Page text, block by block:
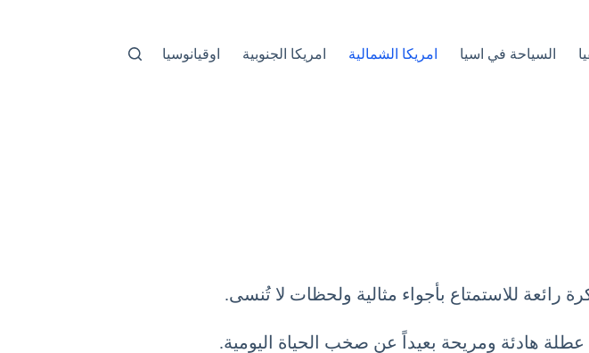
السياحة في اسيا امريكا الشمالية امريكا الجنوبية اوقيانوسيا
رائعة للاستمتاع بأجواء مثالية ولحظات لا تُنسى.
هادئة ومريحة بعيداً عن صخب الحياة اليومية.